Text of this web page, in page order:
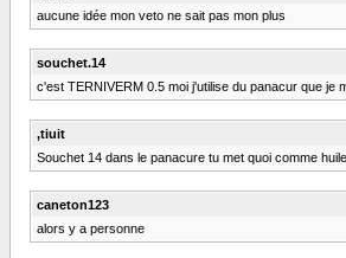
aucune idée mon veto ne sait pas mon plus
souchet.14
c'est TERNIVERM 0.5 moi j'utilise du panacur que je
,tiuit
Souchet 14 dans le panacure tu met quoi comme
caneton123
alors y a personne